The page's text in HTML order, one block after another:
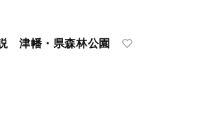
津幡・県森林公園